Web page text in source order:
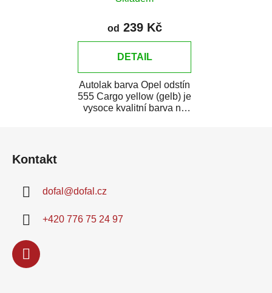
od 239 Kč
DETAIL
Autolak barva Opel odstín
555 Cargo yellow (gelb) je
vysoce kvalitní barva na
Kontakt
dofal @dofal.cz
+420 776 75 24 97